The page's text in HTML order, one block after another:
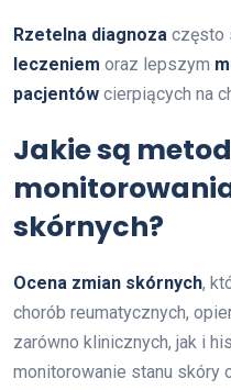
Rzetelna diagnoza często
leczeniem oraz lepszym
pacjentów cierpiących na
Jakie są
skórnych?
Ocena zmian skórnych,
chorób reumatycznych,
zarówno klinicznych, jak i
monitorowanie stanu skóry